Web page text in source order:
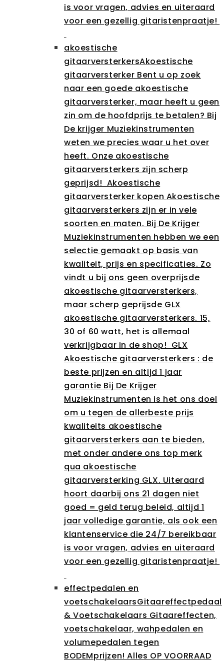
is voor vragen, advies en uiteraard
voor een gezellig gitaristenpraatje!
akoestische
gitaarversterkersAkoestische
gitaarversterker Bent u op zoek
naar een goede akoestische
gitaarversterker, maar heeft u geen
zin om de hoofdprijs te betalen? Bij
De krijger Muziekinstrumenten
weten we precies waar u het over
heeft. Onze akoestische
gitaarversterkers zijn scherp
geprijsd! Akoestische
gitaarversterker kopen Akoestische
gitaarversterkers zijn er in vele
soorten en maten. Bij De Krijger
Muziekinstrumenten hebben we een
selectie gemaakt op basis van
kwaliteit, prijs en specificaties. Zo
vindt u bij ons geen overprijsde
akoestische gitaarversterkers,
maar scherp geprijsde GLX
akoestische gitaarversterkers. 15,
30 of 60 watt, het is allemaal
verkrijgbaar in de shop! GLX
Akoestische gitaarversterkers : de
beste prijzen en altijd 1 jaar
garantie Bij De Krijger
Muziekinstrumenten is het ons doel
om u tegen de allerbeste prijs
kwaliteits akoestische
gitaarversterkers aan te bieden,
met onder andere ons top merk
qua akoestische
gitaarversterking GLX. Uiteraard
hoort daarbij ons 21 dagen niet
goed = geld terug beleid, altijd 1
jaar volledige garantie, als ook een
klantenservice die 24/7 bereikbaar
is voor vragen, advies en uiteraard
voor een gezellig gitaristenpraatje!
effectpedalen en
voetschakelaarsGitaareffectpedaal
& Voetschakelaars Gitaareffecten,
voetschakelaar, wahpedalen en
volumepedalen tegen
BODEMprijzen! Alles OP VOORRAAD